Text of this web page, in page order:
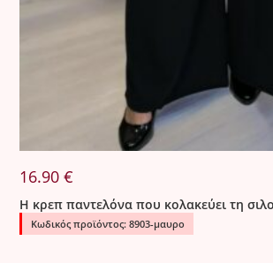
16.90€
Η κρεπ παντελόνα που κολακεύει τη
Κωδικός προϊόντος: 8903-μαυρο